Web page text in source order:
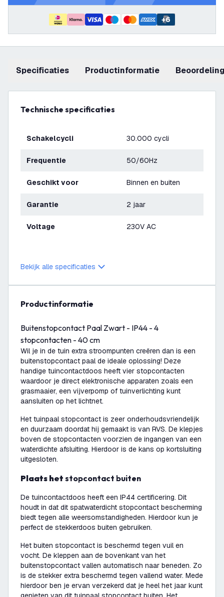
+6
Specificaties productinformatie
Technische specificaties
Schakelcycli 30.000 cycli
Frequentie 50/60Hz
Geschikt voor Binnen en buiten
Garantie 2 jaar
Voltage 230V AC
Bekijk alle specificaties
productinformatie
Buitenstopcontact Paal Zwart - IP44 - 4
stopcontacten - 40 cm
Wil je in de tuin extra stroompunten creëren dan is een
buitenstopcontact paal de ideale oplossing! Deze
handige tuincontactdoos heeft vier stopcontacten
waardoor je direct elektronische apparaten zoals een
grasmaaier, een vijverpomp of tuinverlichting kunt
aansluiten op het lichtnet.
Het tuinpaal stopcontact is zeer onderhoudsvriendelijk
en duurzaam doordat hij gemaakt is van RVS. De klepjes
boven de stopcontacten voorzien de ingangen van een
waterdichte afsluiting. Hierdoor is de kans op kortsluiting
uitgesloten.
Plaats het stopcontact buiten
De tuincontactdoos heeft een IP44 certificering. Dit
houdt in dat dit spatwaterdicht stopcontact bescherming
biedt tegen alle weersomstandigheden. Hierdoor kun je
perfect de stekkerdoos buiten gebruiken.
Het buiten stopcontact is beschermd tegen vuil en
vocht. De kleppen aan de bovenkant van het
buitenstopcontact vallen automatisch naar beneden. Zo
is de stekker extra beschermd tegen vallend water. Mede
hierdoor ben je ervan verzekerd dat je heel het jaar kunt